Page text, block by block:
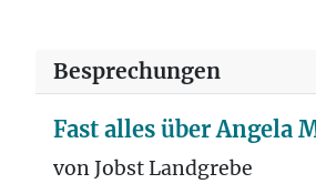
Besprechungen
Fast alles über Angela
von Jobst Landgrebe